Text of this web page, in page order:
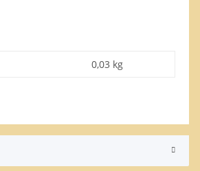
0,03 kg